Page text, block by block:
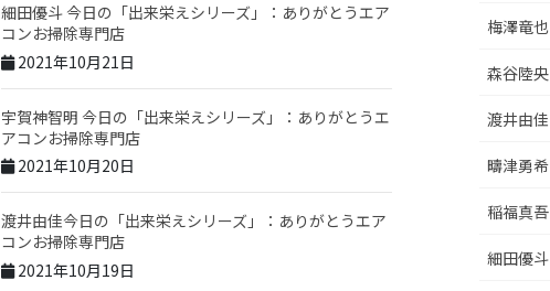
細田優斗 今日の「出来栄えシリーズ」：ありがとうエア
コンお掃除専門店
2021年10月21日
宇賀神智明 今日の「出来栄えシリーズ」：ありがとうエ
アコンお掃除専門店
2021年10月20日
渡井由佳今日の「出来栄えシリーズ」：ありがとうエア
コンお掃除専門店
2021年10月19日
梅澤竜也
森谷陸央
渡井由佳
疇津勇希
稲福真吾
細田優斗